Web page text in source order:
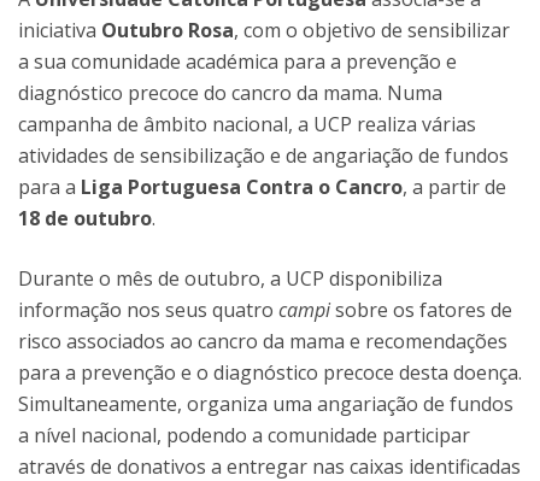
iniciativa Outubro Rosa, com o objetivo de sensibilizar
a sua comunidade académica para a prevenção e
diagnóstico precoce do cancro da mama. Numa
campanha de âmbito nacional, a UCP realiza várias
atividades de sensibilização e de angariação de fundos
para a Liga Portuguesa Contra o Cancro, a partir de
18 de outubro.
Durante o mês de outubro, a UCP disponibiliza
informação nos seus quatro campisobre os fatores de
risco associados ao cancro da mama e recomendações
para a prevenção e o diagnóstico precoce desta doença.
Simultaneamente, organiza uma angariação de fundos
a nível nacional, podendo a comunidade participar
através de donativos a entregar nas caixas identificadas